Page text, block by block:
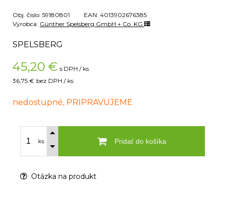
Obj. čislo: 59180801 EAN: 4013902676385
Výrobca: Günther Spelsberg GmbH + Co. KG
SPELSBERG
45,20 € s DPH / ks
36,75 € bez DPH / ks
nedostupné, PRIPRAVUJEME
ks Pridať do košíka
Otázka na produkt